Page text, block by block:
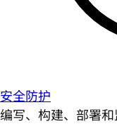
安全防护
编写、构建、部署和